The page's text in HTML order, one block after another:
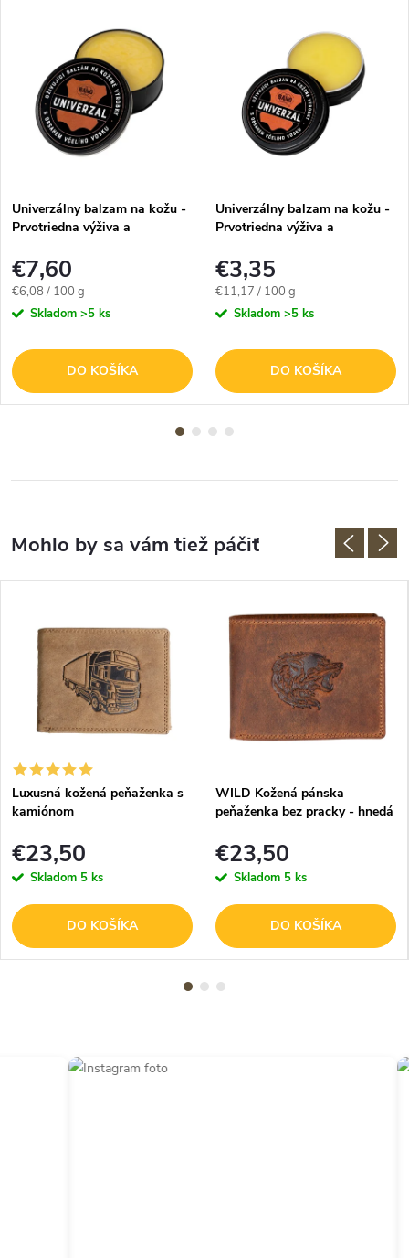
Univerzálny balzam na kožu -
Prvotriedna výživa a
€7,60
Jednotková
cena:
€6,08 / 100 g
Skladom >5 ks
DO KOŠÍKA
Univerzálny balzam na kožu -
Prvotriedna výživa a
€3,35
Jednotková
cena:
€11,17 / 100 g
Skladom >5 ks
DO KOŠÍKA
Luxusná kožená peňaženka s
kamiónom
€23,50
Skladom 5 ks
DO KOŠÍKA
WILD Kožená pánska
peňaženka bez pracky - hnedá
€23,50
Skladom 5 ks
DO KOŠÍKA